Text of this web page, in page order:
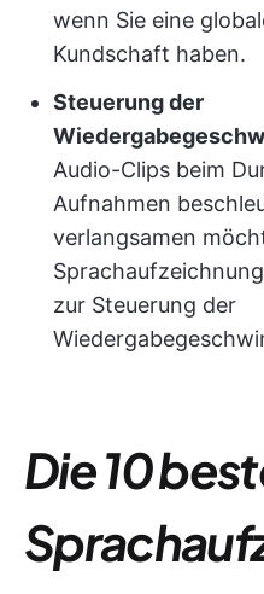
wenn Sie eine
Kundschaft haben.
Steuerung der
Audio-Clips beim
Aufnahmen
verlangsamen
zur Steuerung der
Die 10